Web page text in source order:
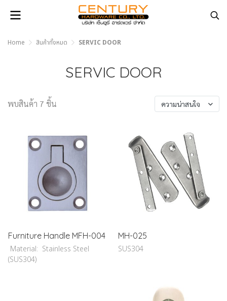
Home สินค้าทั้งหมด SERVIC DOOR
SERVIC DOOR
พบสินค้า 7 ชิ้น ความน่าสนใจ
Furniture Handle MFH-004
Material: Stainless Steel
(SUS304)
MH-025
SUS304